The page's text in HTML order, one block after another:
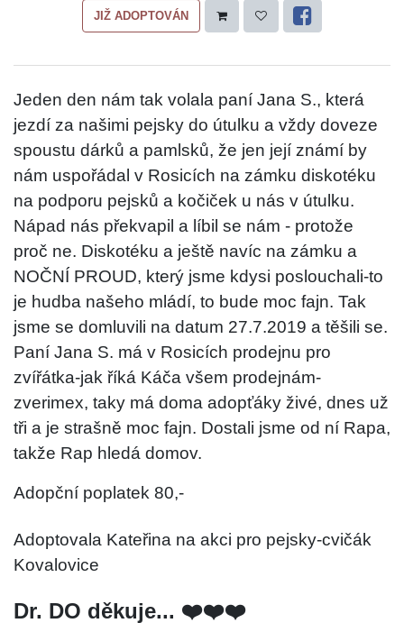
JIŽ ADOPTOVÁN
Jeden den nám tak volala paní Jana S., která
jezdí za našimi pejsky do útulku a vždy doveze
spoustu dárků a pamlsků, že jen její známí by
nám uspořádal v Rosicích na zámku diskotéku
na podporu pejsků a kočiček u nás v útulku.
Nápad nás překvapil a líbil se nám - protože
proč ne. Diskotéku a ještě navíc na zámku a
NOČNÍ PROUD, který jsme kdysi poslouchali-to
je hudba našeho mládí, to bude moc fajn. Tak
jsme se domluvili na datum 27.7.2019 a těšili se.
Paní Jana S. má v Rosicích prodejnu pro
zvířátka-jak říká Káča všem prodejnám-
zverimex, taky má doma adopťáky živé, dnes už
tři a je strašně moc fajn. Dostali jsme od ní Rapa,
takže Rap hledá domov.
Adopční poplatek 80,-
Adoptovala Kateřina na akci pro pejsky-cvičák
Kovalovice
Dr. DO děkuje... ❤️❤️❤️